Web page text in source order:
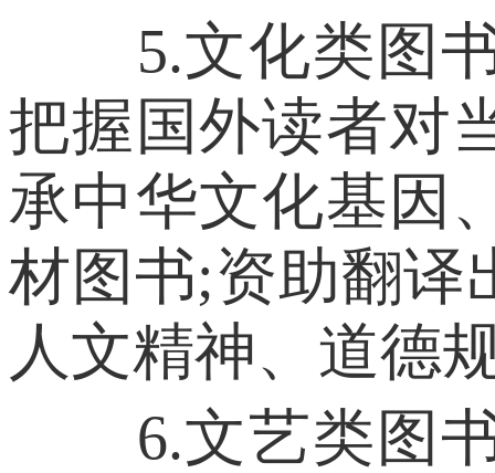
5.文化类图书
把握国外读者对
承中华文化基因
材图书;资助翻译
人文精神、道德
6.文艺类图书